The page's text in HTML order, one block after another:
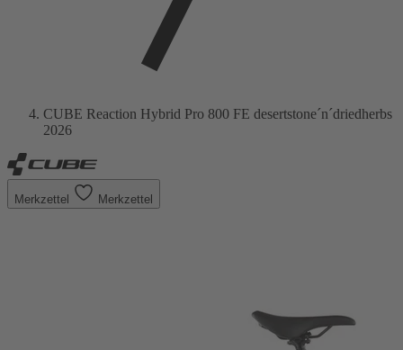
CUBE Reaction Hybrid Pro 800 FE desertstone´n´driedherbs
2026
Merkzettel Merkzettel